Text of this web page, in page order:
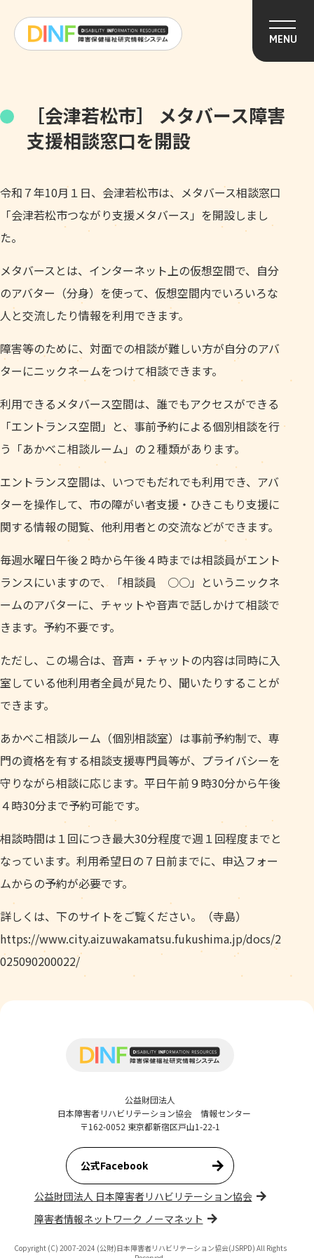
MENU
［会津若松市］ メタバース障害
支援相談窓口を開設
令和７年10月１日、会津若松市は、メタバース相談窓口
「会津若松市つながり支援メタバース」を開設しまし
た。
メタバースとは、インターネット上の仮想空間で、自分
のアバター（分身）を使って、仮想空間内でいろいろな
人と交流したり情報を利用できます。
障害等のために、対面での相談が難しい方が自分のアバ
ターにニックネームをつけて相談できます。
利用できるメタバース空間は、誰でもアクセスができる
「エントランス空間」と、事前予約による個別相談を行
う「あかべこ相談ルーム」の２種類があります。
エントランス空間は、いつでもだれでも利用でき、アバ
ターを操作して、市の障がい者支援・ひきこもり支援に
関する情報の閲覧、他利用者との交流などができます。
毎週水曜日午後２時から午後４時までは相談員がエント
ランスにいますので、「相談員 ○○」というニックネ
ームのアバターに、チャットや音声で話しかけて相談で
きます。予約不要です。
ただし、この場合は、音声・チャットの内容は同時に入
室している他利用者全員が見たり、聞いたりすることが
できます。
あかべこ相談ルーム（個別相談室）は事前予約制で、専
門の資格を有する相談支援専門員等が、プライバシーを
守りながら相談に応じます。平日午前９時30分から午後
４時30分まで予約可能です。
相談時間は１回につき最大30分程度で週１回程度までと
なっています。利用希望日の７日前までに、申込フォー
ムからの予約が必要です。
詳しくは、下のサイトをご覧ください。（寺島）
https://www.city.aizuwakamatsu.fukushima.jp/docs/2
025090200022/
公益財団法人
日本障害者リハビリテーション協会 情報センター
〒162-0052 東京都新宿区戸山1-22-1
公式Facebook
公益財団法人 日本障害者リハビリテーション協会
障害者情報ネットワーク ノーマネット
Copyright (C) 2007-2024 (公財)日本障害者リハビリテーション協会(JSRPD) All Rights